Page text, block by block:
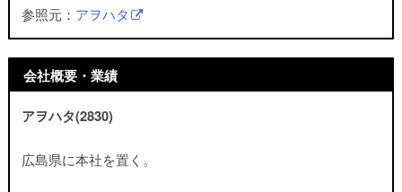
参照元： アヲハタ
会社概要・業績
アヲハタ(2830)
広島県に本社を置く。